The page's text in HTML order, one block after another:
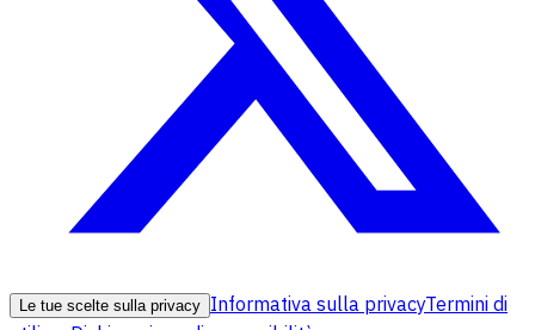
Le tue scelte sulla privacy Informativa sulla privacyTermini di